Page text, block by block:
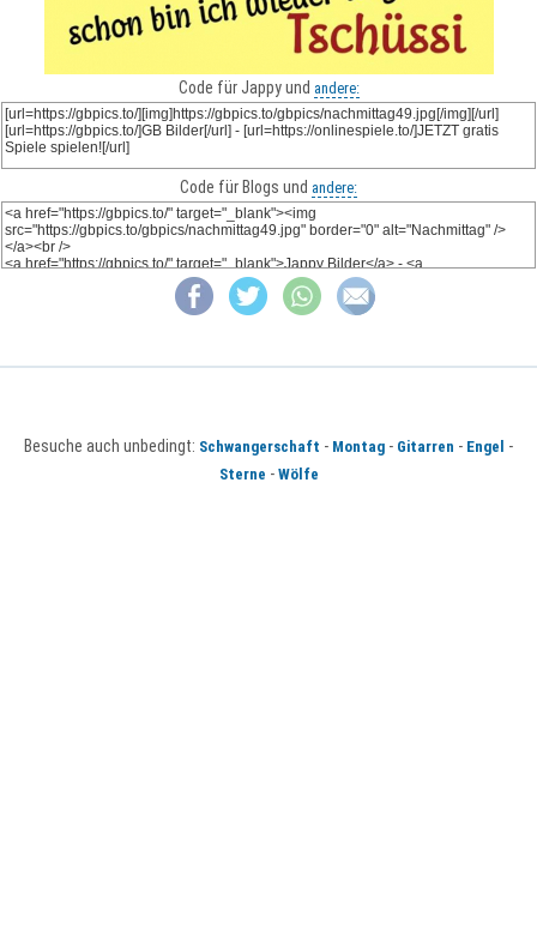
Code für Jappy und andere:
Code für Blogs und andere:
Besuche auch unbedingt: Schwangerschaft - Montag - Gitarren - Engel -
Sterne - Wölfe